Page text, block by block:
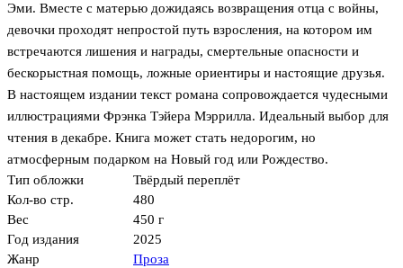
Эми. Вместе с матерью дожидаясь возвращения отца с войны,
девочки проходят непростой путь взросления, на котором им
встречаются лишения и награды, смертельные опасности и
бескорыстная помощь, ложные ориентиры и настоящие друзья.
В настоящем издании текст романа сопровождается чудесными
иллюстрациями Фрэнка Тэйера Мэррилла. Идеальный выбор для
чтения в декабре. Книга может стать недорогим, но
атмосферным подарком на Новый год или Рождество.
Тип обложки
Твёрдый переплёт
Кол-во стр.
480
Вес
450 г
Год издания
2025
Жанр
Проза